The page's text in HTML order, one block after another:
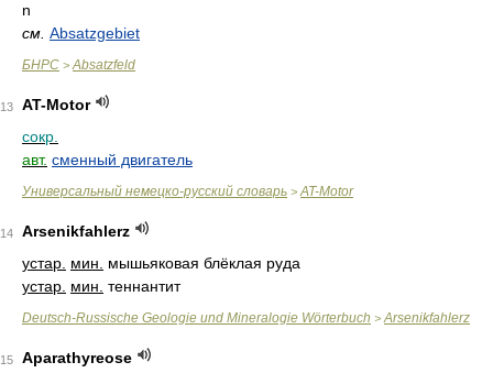
n
см. Absatzgebiet
БНРС > Absatzfeld
13
AT-Motor
сокр.
авт. cменный двигатель
Универсальный немецко-русский словарь > AT-Motor
14
Arsenikfahlerz
устар. мин.
мышьяковая блёклая руда
устар. мин. теннантит
Deutsch-Russische Geologie und Mineralogie Wörterbuch > Arsenikfahlerz
15 Aparathyreose